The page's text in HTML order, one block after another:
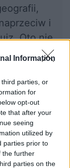
Information
parties, or
for
opt-out
that after your
seeing
utilized by
parties prior to
the further
parties on the
i
Oto nie
i
i to,
zdjęciu.